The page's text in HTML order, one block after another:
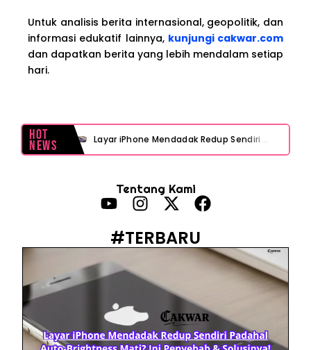
Untuk analisis berita internasional, geopolitik, dan
informasi edukatif lainnya, kunjungi cakwar.com
dan dapatkan berita yang lebih mendalam setiap
hari.
Hot
News Layar iPhone Mendadak Redup Sendiri Padahal Auto-Brightness Mati? Ini Penyebab & Solusinya!
Prabowo Sebut ‘Londo Ireng’, Ray Rangkuti Desak DPR Bersikap, Ini Ulasan Politiknya
MAKI Soroti Penahanan Eks Jampidsus Febrie Adriansyah Tanpa Rompi Pink
Babak Baru Kasus Febrie Adriansyah, Rencana Praperadilan Penyitaan Emas dan Uang Tunai Jadi Sorotan
Tentang Kami
#TERBARU